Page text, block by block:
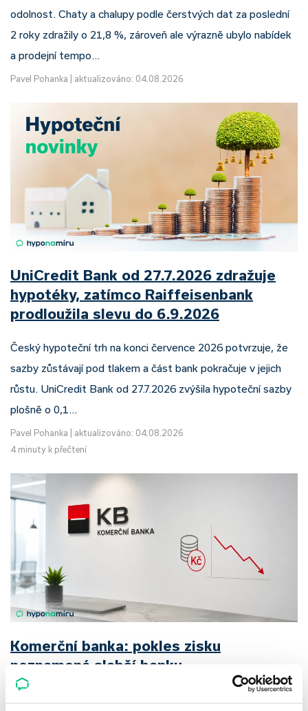
odolnost. Chaty a chalupy podle čerstvých dat za poslední
2 roky zdražily o 21,8 %, zároveň ale výrazně ubylo nabídek
a prodejní tempo…
Pavel Pohanka aktualizováno: 04.08.2026
UniCredit Bank od 27.7.2026 zdražuje
hypotéky, zatímco Raiffeisenbank
prodloužila slevu do 6.9.2026
Český hypoteční trh na konci července 2026 potvrzuje, že
sazby zůstávají pod tlakem a část bank pokračuje v jejich
růstu. UniCredit Bank od 27.7.2026 zvýšila hypoteční sazby
plošně o 0,1…
Pavel Pohanka
aktualizováno: 04.08.2026
4 minuty k přečtení
Komerční banka: pokles zisku
neznamená slabší banku